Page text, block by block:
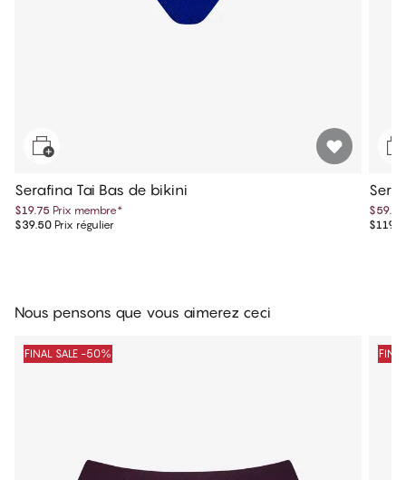
Serafina Tai Bas de bikini
$19.75 Prix membre*
$39.50 Prix régulier
$59.75
Nous pensons que vous aimerez ceci
FINAL SALE -50%